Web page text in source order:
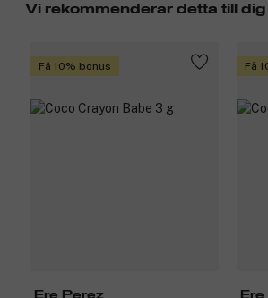
Vi rekommenderar detta till dig
Få 10% bonus
Ere Perez
Få